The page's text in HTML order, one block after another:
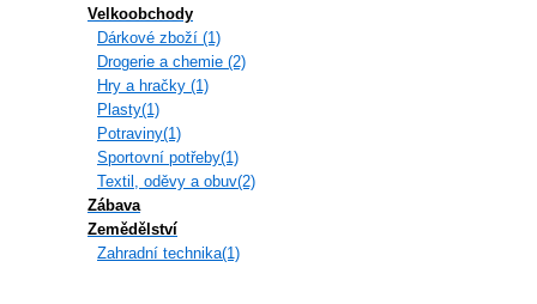
Velkoobchody
Dárkové zboží (1)
Drogerie a chemie (2)
Hry a hračky (1)
Plasty(1)
Potraviny(1)
Sportovní potřeby(1)
Textil, oděvy a obuv(2)
Zábava
Zemědělství
Zahradní technika(1)